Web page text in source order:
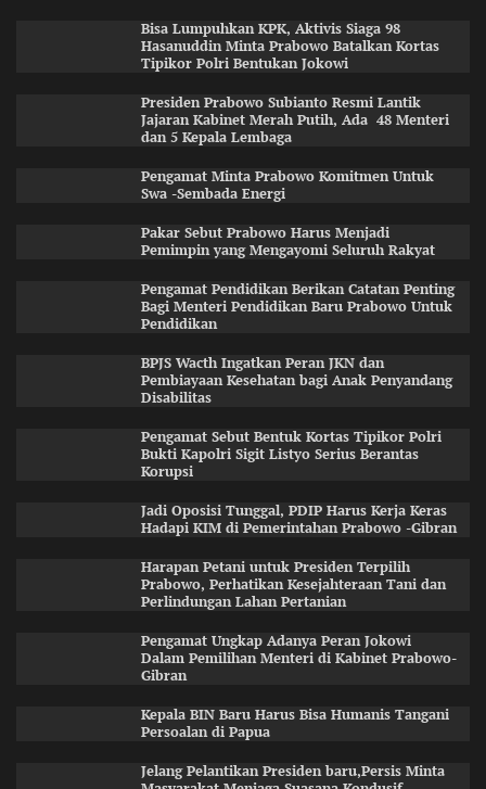
Bisa Lumpuhkan KPK, Aktivis Siaga 98
Hasanuddin Minta Prabowo Batalkan Kortas
Tipikor Polri Bentukan Jokowi
Presiden Prabowo Subianto Resmi Lantik
Jajaran Kabinet Merah Putih, Ada 48 Menteri
dan 5 Kepala Lembaga
Pengamat Minta Prabowo Komitmen Untuk
Swa -Sembada Energi
Pakar Sebut Prabowo Harus Menjadi
Pemimpin yang Mengayomi Seluruh Rakyat
Pengamat Pendidikan Berikan Catatan Penting
Bagi Menteri Pendidikan Baru Prabowo Untuk
Pendidikan
BPJS Wacth Ingatkan Peran JKN dan
Pembiayaan Kesehatan bagi Anak Penyandang
Disabilitas
Pengamat Sebut Bentuk Kortas Tipikor Polri
Bukti Kapolri Sigit Listyo Serius Berantas
Korupsi
Jadi Oposisi Tunggal, PDIP Harus Kerja Keras
Hadapi KIM di Pemerintahan Prabowo -Gibran
Harapan Petani untuk Presiden Terpilih
Prabowo, Perhatikan Kesejahteraan Tani dan
Perlindungan Lahan Pertanian
Pengamat Ungkap Adanya Peran Jokowi
Dalam Pemilihan Menteri di Kabinet Prabowo-
Gibran
Kepala BIN Baru Harus Bisa Humanis Tangani
Persoalan di Papua
Jelang Pelantikan Presiden baru,Persis Minta